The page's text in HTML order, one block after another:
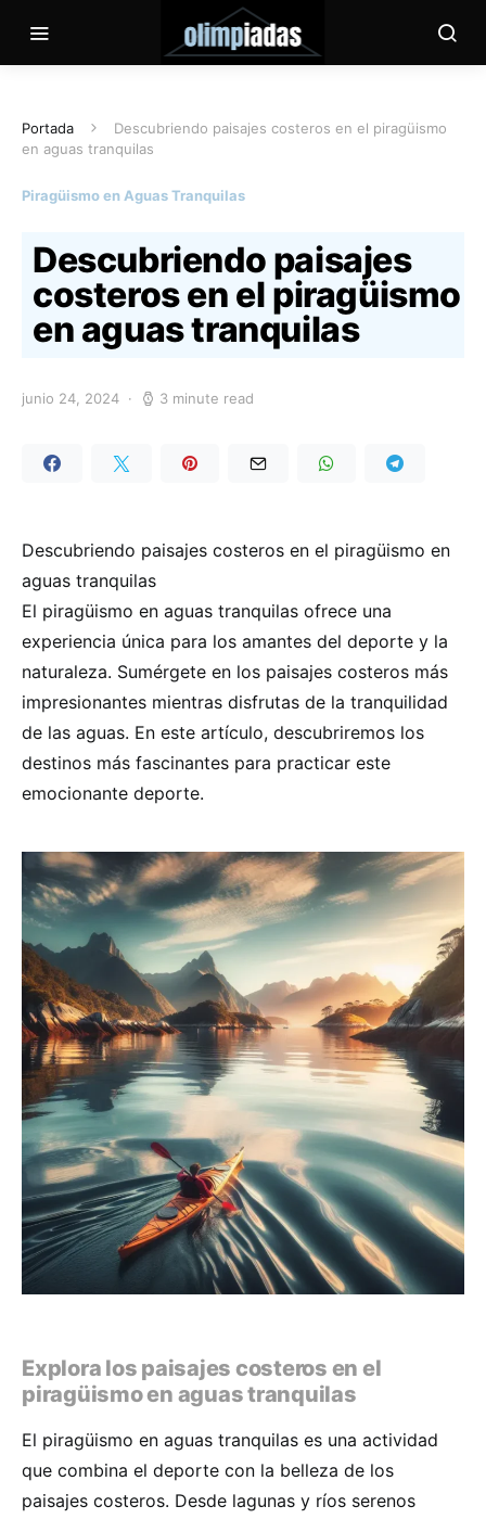
Portada
Descubriendo paisajes costeros en el piragüismo
en aguas tranquilas
Piragüismo en Aguas Tranquilas
Descubriendo paisajes
costeros en el piragüismo
en aguas tranquilas
junio 24, 2024 3 minute read
Descubriendo paisajes costeros en el piragüismo en
aguas tranquilas
El piragüismo en aguas tranquilas ofrece una
experiencia única para los amantes del deporte y la
naturaleza. Sumérgete en los paisajes costeros más
impresionantes mientras disfrutas de la tranquilidad
de las aguas. En este artículo, descubriremos los
destinos más fascinantes para practicar este
emocionante deporte.
Explora los paisajes costeros en el
piragüismo en aguas tranquilas
El piragüismo en aguas tranquilas es una actividad
que combina el deporte con la belleza de los
paisajes costeros. Desde lagunas y ríos serenos